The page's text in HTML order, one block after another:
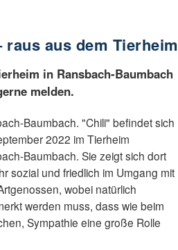
aus dem Tierheim
in Ransbach-Baumbach
melden.
Baumbach. "Chili" befindet sich
2022 im Tierheim
Baumbach. Sie zeigt sich dort
sozial und friedlich im Umgang mit
wobei natürlich
werden muss, dass wie beim
Sympathie eine große Rolle